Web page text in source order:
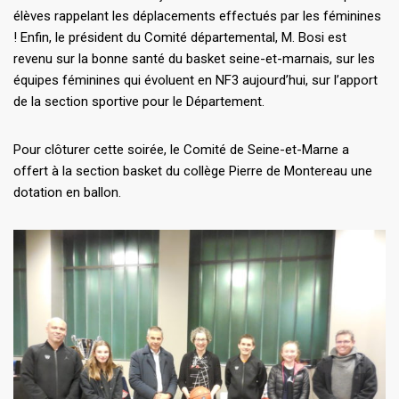
élèves rappelant les déplacements effectués par les féminines
! Enfin, le président du Comité départemental, M. Bosi est
revenu sur la bonne santé du basket seine-et-marnais, sur les
équipes féminines qui évoluent en NF3 aujourd’hui, sur l’apport
de la section sportive pour le Département.
Pour clôturer cette soirée, le Comité de Seine-et-Marne a
offert à la section basket du collège Pierre de Montereau une
dotation en ballon.